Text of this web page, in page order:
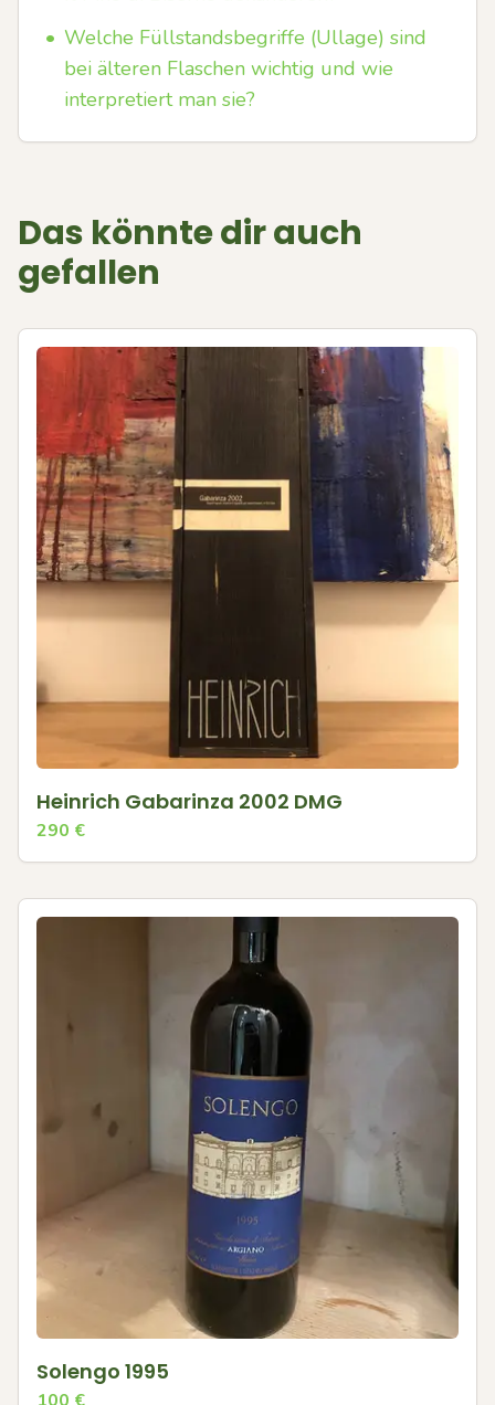
• Welche Füllstandsbegriffe (Ullage) sind
bei älteren Flaschen wichtig und wie
interpretiert man sie?
Das könnte dir auch
gefallen
Heinrich Gabarinza 2002 DMG
290 €
Solengo 1995